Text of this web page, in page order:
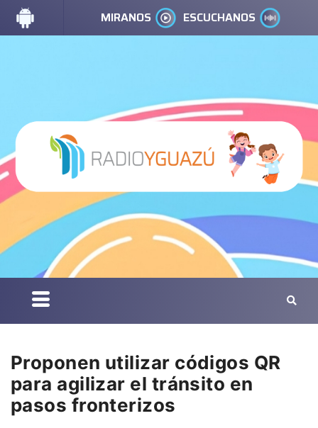
MIRANOS ESCUCHANOS
Proponen utilizar códigos QR
para agilizar el tránsito en
pasos fronterizos